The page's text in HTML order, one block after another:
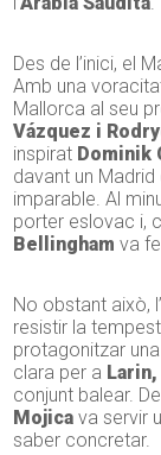
Des de l’inici, el
Amb una
Mallorca al seu
Vázquez i
inspirat Dominik
davant un
imparable. Al
porter eslovac i,
Bellingham va
No obstant això,
resistir la
protagonitzar
clara per a Larin,
conjunt balear.
Mojica va servir
saber concretar.